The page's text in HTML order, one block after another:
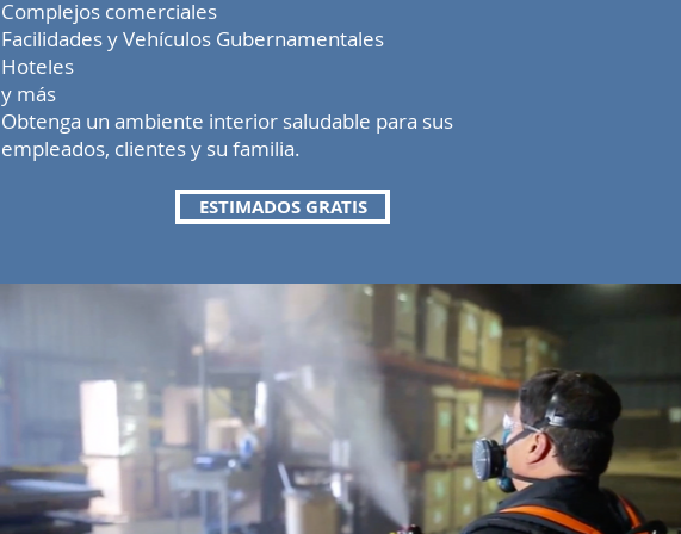
Complejos comerciales
Facilidades y Vehículos Gubernamentales
Hoteles
y más
Obtenga un ambiente interior saludable para sus
empleados, clientes y su familia.
ESTIMADOS GRATIS